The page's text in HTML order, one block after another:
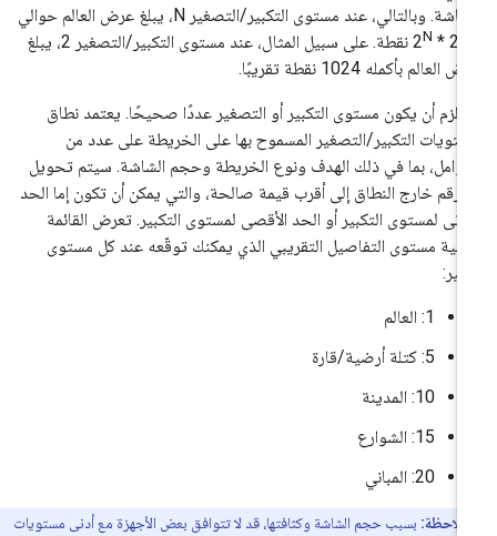
الشاشة. وبالتالي، عند مستوى التكبير/التصغير N، يبلغ عرض العالم حوالي
N
نقطة. على سبيل المثال، عند مستوى التكبير/التصغير 2، يبلغ
العالم بأكمله 1024 نقطة تقريبًا.
يلزم أن يكون مستوى التكبير أو التصغير عددًا صحيحًا. يعتمد نطاق
التكبير/التصغير المسموح بها على الخريطة على عدد من
بما في ذلك الهدف ونوع الخريطة وحجم الشاشة. سيتم تحويل
رقم خارج النطاق إلى أقرب قيمة صالحة، والتي يمكن أن تكون إما الحد
لمستوى التكبير أو الحد الأقصى لمستوى التكبير. تعرض القائمة
مستوى التفاصيل التقريبي الذي يمكنك توقّعه عند كل مستوى
‫1: العالم
‫5: كتلة أرضية/قارة
‫10: المدينة
‫15: الشوارع
‫20: المباني
ملاحظة:بسبب حجم الشاشة وكثافتها، قد لا تتوافق بعض الأجهزة مع أدنى مستويات